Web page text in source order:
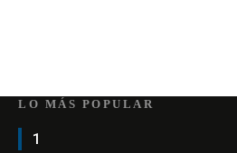
LO MÁS POPULAR
1